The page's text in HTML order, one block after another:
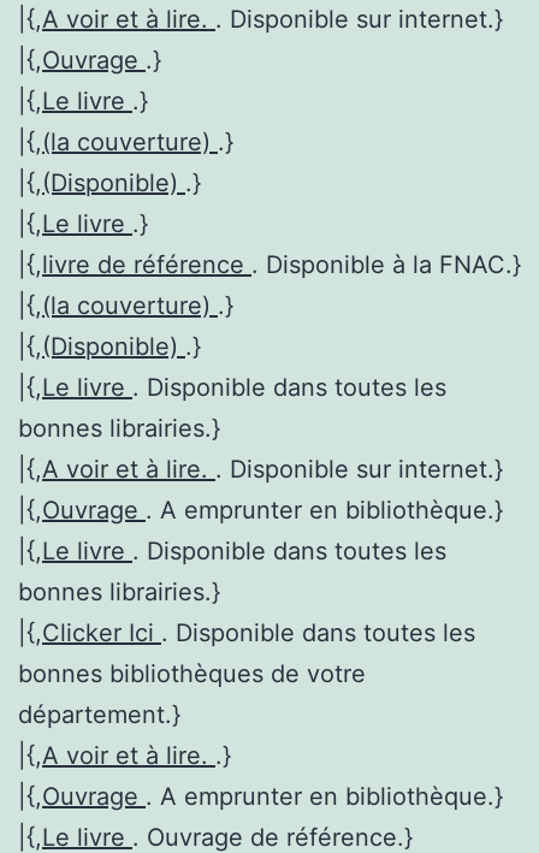
|{,A voir et à lire. . Disponible sur internet.}
|{,Ouvrage .}
|{,Le livre .}
|{,(la couverture) .}
|{,(Disponible) .}
|{,Le livre .}
|{,livre de référence . Disponible à la FNAC.}
|{,(la couverture) .}
|{,(Disponible) .}
|{,Le livre . Disponible dans toutes les
bonnes librairies.}
|{,A voir et à lire. . Disponible sur internet.}
|{,Ouvrage . A emprunter en bibliothèque.}
|{,Le livre . Disponible dans toutes les
bonnes librairies.}
|{,Clicker Ici . Disponible dans toutes les
bonnes bibliothèques de votre
département.}
|{,A voir et à lire. .}
|{,Ouvrage . A emprunter en bibliothèque.}
|{,Le livre . Ouvrage de référence.}